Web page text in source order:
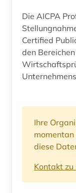
Die AICPA
Certified
den
Ihre
diese
Kontakt